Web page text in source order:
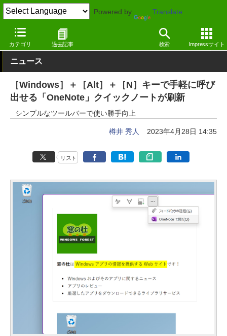
Powered by Translate
カテゴリ 過去記事 検索 Impressサイト
窓の杜 オフィス・ドキュメント ドキュメント Windows
ニュース
［Windows］＋［Alt］＋［N］キーで手軽に呼び
出せる「OneNote」クイックノートが刷新
シンプルなツールバーで使い勝手向上
樽井 秀人 2023年4月28日 14:35
リスト